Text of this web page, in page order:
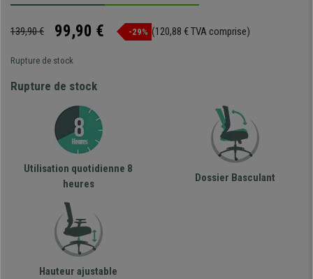
139,90 € 99,90 € -29% (120,88 € TVA comprise)
Rupture de stock
Rupture de stock
Utilisation quotidienne 8
heures
Dossier Basculant
Hauteur ajustable